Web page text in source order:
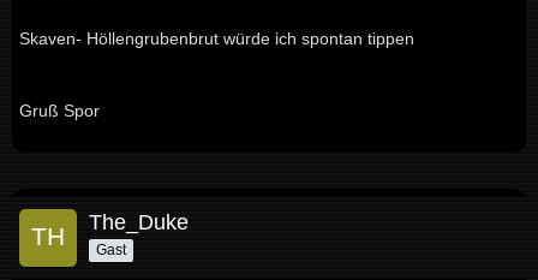
Skaven- Höllengrubenbrut würde ich spontan tippen
Gruß Spor
The_Duke
Gast